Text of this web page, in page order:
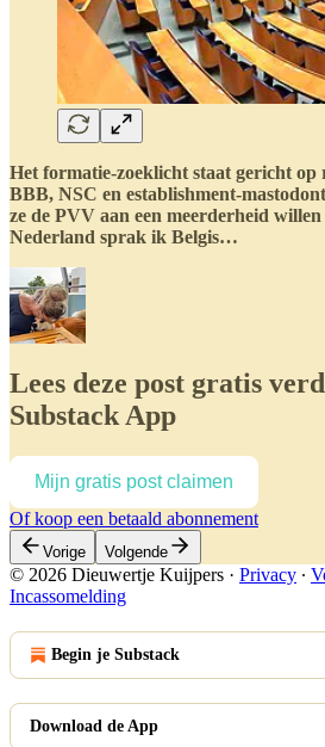
Het formatie-zoeklicht staat gericht op
BBB, NSC en establishment-
ze de PVV aan een meerderheid
Nederland sprak ik Belgis…
Lees deze post gratis
Substack App
Mijn gratis post claimen
Of koop een betaald abonnement
Vorige Volgende
© 2026 Dieuwertje Kuijpers · Privacy ∙
Incassomelding
Begin je Substack
Download de App